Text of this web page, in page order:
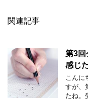
関連記事
第3回
感じ
こんに
すが、
たね。